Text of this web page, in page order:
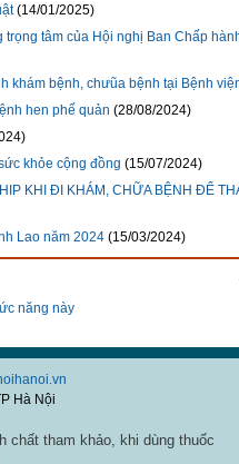
(14/01/2025)
tâm của Hội nghị Ban Chấp
khám bệnh, chưũa bệnh tại Bệnh
hen phế quản (28/08/2024)
khỏe cộng đồng (15/07/2024)
KHI ĐI KHÁM, CHỮA BỆNH ĐỂ
Lao năm 2024 (15/03/2024)
năng này
Hà Nội
chất tham khảo, khi dùng thuốc